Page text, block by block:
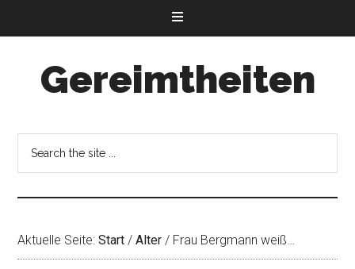
Gereimtheiten
Aktuelle Seite:Start / Alter / Frau Bergmann weiß…